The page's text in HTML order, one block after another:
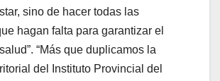
sino de hacer todas las
hagan falta para garantizar el
“Más que duplicamos la
del Instituto Provincial del